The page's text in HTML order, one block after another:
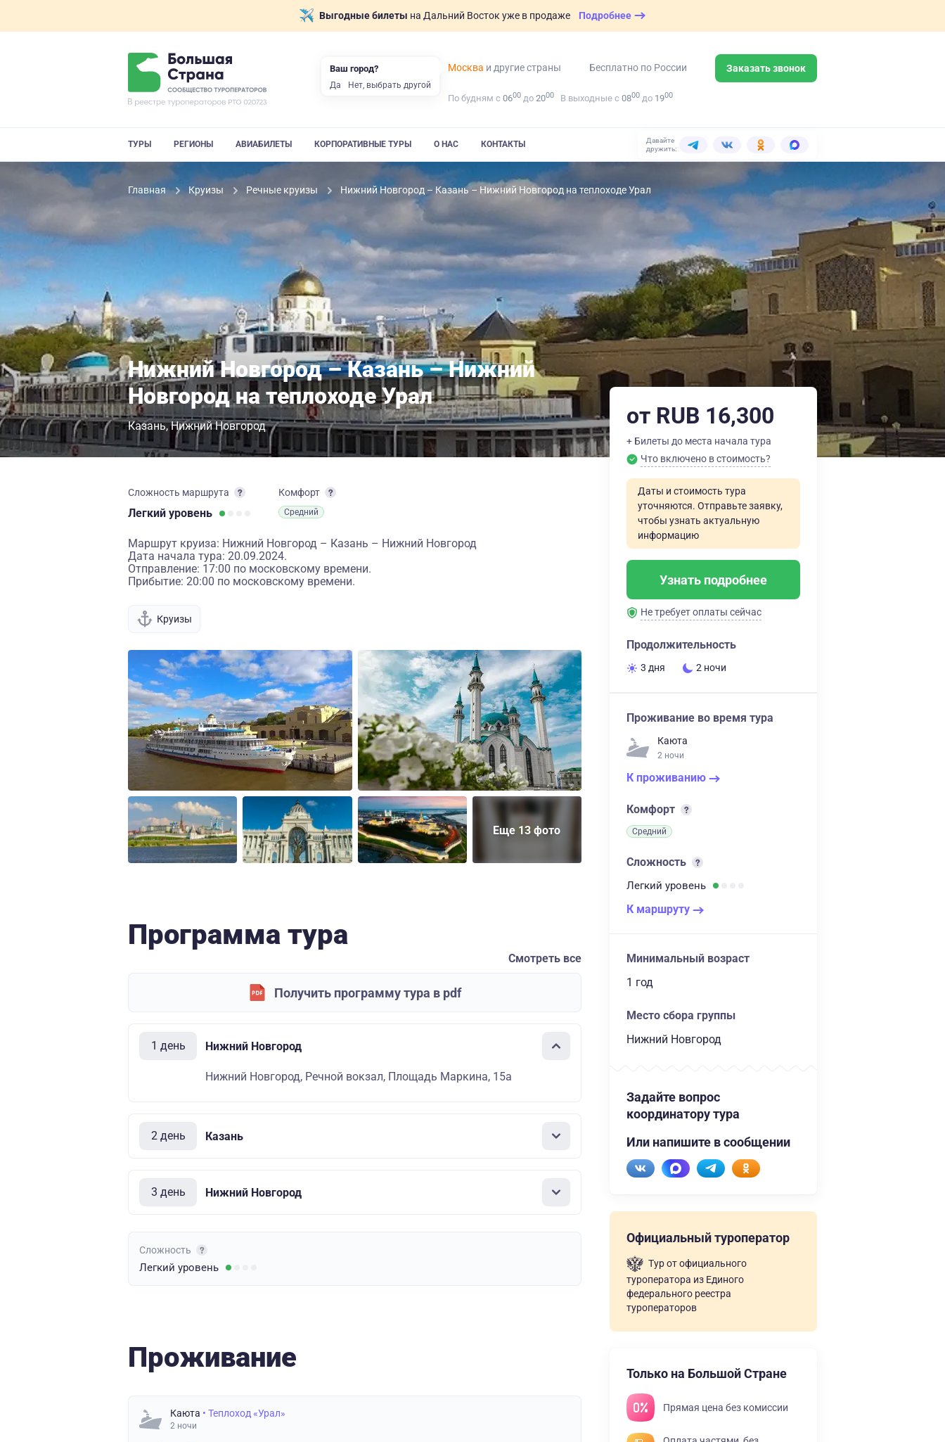
Выгодные билеты на Дальний Восток уже в продаже Подробнее
Москва и другие страны Бесплатно по России Заказать звонок
По будням с 0600 до 2000 В выходные с 0800 до 1900
ТУРЫ РЕГИОНЫ АВИАБИЛЕТЫ КОРПОРАТИВНЫЕ ТУРЫ О НАС КОНТАКТЫ
Давайте
дружить:
Главная Круизы Речные круизы Нижний Новгород – Казань – Нижний Новгород на теплоходе Урал
Нижний Новгород – Казань – Нижний
Новгород на теплоходе Урал
Казань Нижний Новгород
Сложность маршрута
Легкий уровень
Комфорт
Средний
Маршрут круиза: Нижний Новгород – Казань – Нижний Новгород
Дата начала тура: 20.09.2024.
Отправление: 17:00 по московскому времени.
Прибытие: 20:00 по московскому времени.
Круизы
Еще 13 фото
Программа тура
Смотреть все
Получить программу тура в pdf
1 день Нижний Новгород
Нижний Новгород, Речной вокзал, Площадь Маркина, 15а
2 день Казань
3 день Нижний Новгород
Сложность
Легкий уровень
Проживание
Каюта • Теплоход «Урал»
2 ночи
от RUB 16,300
+ Билеты до места начала тура
Что включено в стоимость?
Даты и стоимость тура
уточняются. Отправьте заявку,
чтобы узнать актуальную
информацию
Узнать подробнее
Не требует оплаты сейчас
Продолжительность
3 дня 2 ночи
Проживание во время тура
Каюта
2 ночи
К проживанию
Комфорт
Средний
Сложность
Легкий уровень
К маршруту
Минимальный возраст
1 год
Место сбора группы
Нижний Новгород
Задайте вопрос
координатору тура
Или напишите в сообщении
Официальный туроператор
Тур от официального
туроператора из Единого
федерального реестра
туроператоров
Только на Большой Стране
Прямая цена без комиссии
Ваш город?
Да Нет, выбрать другой